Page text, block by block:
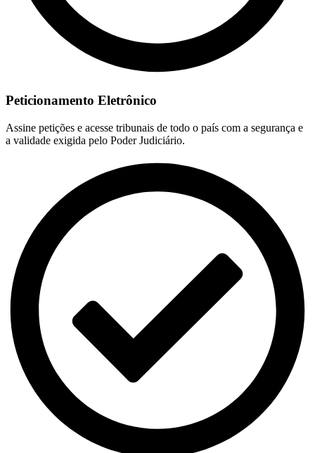
Peticionamento Eletrônico
Assine petições e acesse tribunais de todo o país com a segurança e
a validade exigida pelo Poder Judiciário.